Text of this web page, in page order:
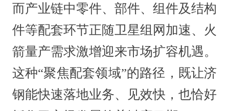
而产业链中零件、部件、组件及结构
件等配套环节正随卫星组网加速、火
箭量产需求激增迎来市场扩容机遇。
这种“聚焦配套领域”的路径，既让济
钢能快速落地业务、见效快，也恰好